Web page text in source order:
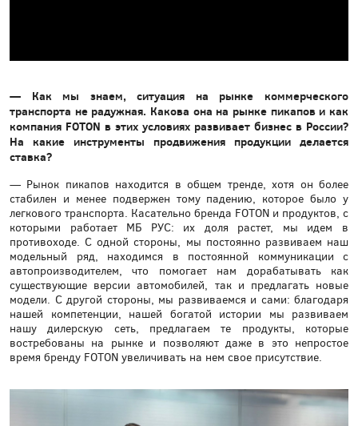
— Как мы знаем, ситуация на рынке коммерческого
транспорта не радужная. Какова она на рынке пикапов и как
компания FOTON в этих условиях развивает бизнес в России?
На какие инструменты продвижения продукции делается
ставка?
— Рынок пикапов находится в общем тренде, хотя он более
стабилен и менее подвержен тому падению, которое было у
легкового транспорта. Касательно бренда FOTON и продуктов, с
которыми работает МБ РУС: их доля растет, мы идем в
противоходе. С одной стороны, мы постоянно развиваем наш
модельный ряд, находимся в постоянной коммуникации с
автопроизводителем, что помогает нам дорабатывать как
существующие версии автомобилей, так и предлагать новые
модели. С другой стороны, мы развиваемся и сами: благодаря
нашей компетенции, нашей богатой истории мы развиваем
нашу дилерскую сеть, предлагаем те продукты, которые
востребованы на рынке и позволяют даже в это непростое
время бренду FOTON увеличивать на нем свое присутствие.